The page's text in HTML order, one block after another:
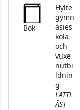
Bok
Hylte
gymn
asies
kola
och
vuxe
nutbi
ldnin
g
LÄTTL
ÄST